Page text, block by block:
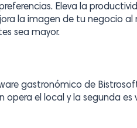
Eleva la
la imagen de tu negocio
sea mayor.
gastronómico de
el local y la segunda